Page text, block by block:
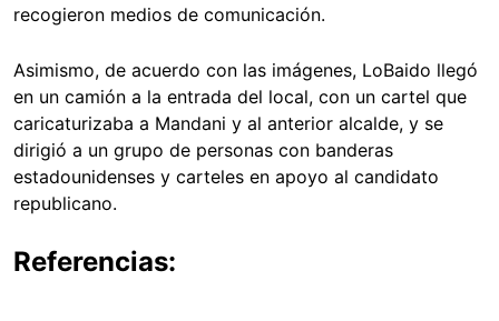
recogieron medios de comunicación.
Asimismo, de acuerdo con las imágenes, LoBaido llegó
en un camión a la entrada del local, con un cartel que
caricaturizaba a Mandani y al anterior alcalde, y se
dirigió a un grupo de personas con banderas
estadounidenses y carteles en apoyo al candidato
republicano.
Referencias: